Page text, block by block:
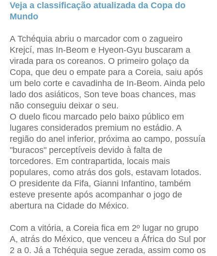
Veja a classificação atualizada da Copa do
Mundo
A Tchéquia abriu o marcador com o zagueiro
Krejcí, mas In-Beom e Hyeon-Gyu buscaram a
virada para os coreanos. O primeiro golaço da
Copa, que deu o empate para a Coreia, saiu após
um belo corte e cavadinha de In-Beom. Ainda pelo
lado dos asiáticos, Son teve boas chances, mas
não conseguiu deixar o seu.
O duelo ficou marcado pelo baixo público em
lugares considerados premium no estádio. A
região do anel inferior, próxima ao campo, possuía
"buracos" perceptíveis devido à falta de
torcedores. Em contrapartida, locais mais
populares, como atrás dos gols, estavam lotados.
O presidente da Fifa, Gianni Infantino, também
esteve presente após acompanhar o jogo de
abertura na Cidade do México.
Com a vitória, a Coreia fica em 2º lugar no grupo
A, atrás do México, que venceu a África do Sul por
2 a 0. Já a Tchéquia segue zerada, assim como os